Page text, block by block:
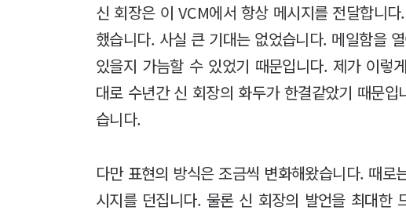
신 회장은 이 VCM에서 항상 메시지를 전달합니
했습니다. 사실 큰 기대는 없었습니다. 메일함을
있을지 가늠할 수 있었기 때문입니다. 제가 이렇
대로 수년간 신 회장의 화두가 한결같았기 때문
습니다.
다만 표현의 방식은 조금씩 변화해왔습니다. 때
시지를 던집니다. 물론 신 회장의 발언을 최대한